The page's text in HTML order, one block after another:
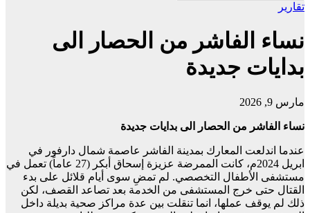
تقارير
نساء الفاشر من الحصار الى
بدايات جديدة
مارس 9, 2026
نساء الفاشر من الحصار الى بدايات جديدة
عندما اندلعت المعارك بمدينة الفاشر عاصمة شمال دارفور في
ابريل 2024م، كانت الممرضة عزيزة إسحاق أبكر (27 عاماً) تعمل في
مستشفى الأطفال التخصصي. لم تمضِ سوى أيام قلائل على بدء
القتال حتى خرج المستشفى من الخدمة بعد تصاعد القصف، لكن
ذلك لم يوقف عملها، انما تنقلت بين عدة مراكز صحية بديلة داخل